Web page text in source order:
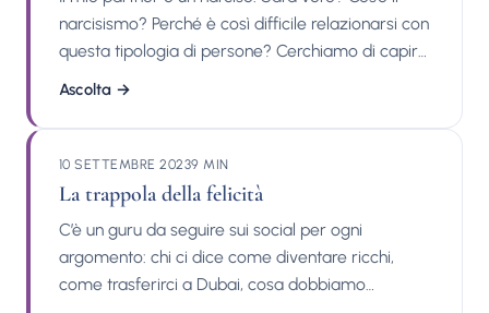
narcisismo? Perché è così difficile relazionarsi con
questa tipologia di persone? Cerchiamo di capire
prescindere dall’etichetta diagnostica, cosa
possiamo fare se il nostro partner ci fa sentire
usati o manipolati. Pubblicazioni del dott. Michele
Facci: Interventi su stampa, tv e radio: Contatti:
Ascolta →
10 SETTEMBRE 20239 MIN
La trappola della felicità
C’è un guru da seguire sui social per ogni
argomento: chi ci dice come diventare ricchi,
come trasferirci a Dubai, cosa dobbiamo